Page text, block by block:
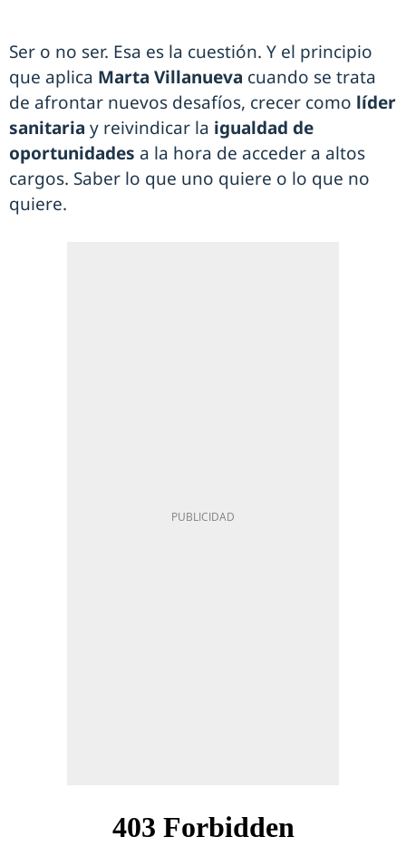
Ser o no ser. Esa es la cuestión. Y el principio
que aplica Marta Villanueva cuando se trata
de afrontar nuevos desafíos, crecer como líder
sanitaria y reivindicar la igualdad de
oportunidades a la hora de acceder a altos
cargos. Saber lo que uno quiere o lo que no
quiere.